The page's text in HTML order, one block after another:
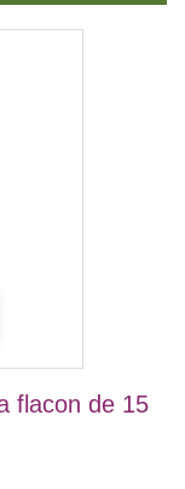
flacon de 15